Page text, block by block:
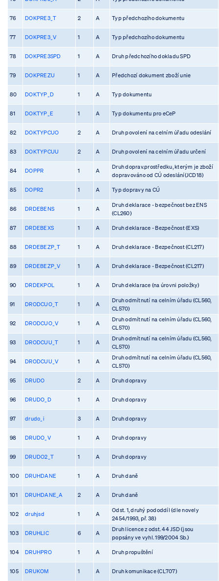
76 DOKPRE3_T 2 A Typ předchozího dokumentu
77 DOKPRE3_V 1 A Typ předchozího dokumentu
78 DOKPRE3SPD 1 A Druh předchozího dokladu SPD
79 DOKPREZU 1 A Předchozí dokument zboží unie
80 DOKTYP_D 1 A Typ dokumentu
81 DOKTYP_E 1 A Typ dokumentu pro eCeP
82 DOKTYPCUO 2 A Druh povolení na celním úřadu odeslání
83 DOKTYPCUU 2 A Druh povolení na celním úřadu určení
84 DOPPR 1 A
Druh doprav.prostředku, kterým je zboží
dopravováno od CÚ odeslání(JCD18)
85 DOPR2 1 A Typ dopravy na CÚ
86 DRDEBENS 1 A
Druh deklarace - bezpečnost bez ENS
(CL260)
87 DRDEBEXS 1 A Druh deklarace - Bezpečnost (EXS)
88 DRDEBEZP_T 1 A Druh deklarace - Bezpečnost (CL217)
89 DRDEBEZP_V 1 A Druh deklarace - Bezpečnost (CL217)
90 DRDEKPOL 1 A Druh deklarace (na úrovni položky)
91 DRODCUO_T 1 A
Druh odmítnutí na celním úřadu (CL560,
CL570)
92 DRODCUO_V 1 A
Druh odmítnutí na celním úřadu (CL560,
CL570)
93 DRODCUU_T 1 A
Druh odmítnutí na celním úřadu (CL560,
CL570)
94 DRODCUU_V 1 A
Druh odmítnutí na celním úřadu (CL560,
CL570)
95 DRUDO 2 A Druh dopravy
96 DRUDO_D 1 A Druh dopravy
97 drudo_i 3 A Druh dopravy
98 DRUDO_V 1 A Druh dopravy
99 DRUDO2_T 1 A Druh dopravy
100 DRUHDANE 1 A Druh daně
101 DRUHDANE_A 2 A Druh daně
102 druhjsd 1 A
Odst. 1, druhý pododdíl (dle novely
2454/1993, př. 38)
103 DRUHLIC 6 A
Druh licence z odst. 44 JSD (jsou
popsány ve vyhl. 199/2004 Sb.)
104 DRUHPRO 1 A Druh propuštění
105 DRUKOM 1 A Druh komunikace (CL707)